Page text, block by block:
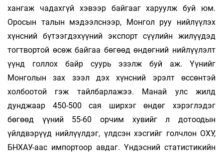
хангаж чадахгүй хэвээр байгааг харуулж буй юм.
Оросын талын мэдээлснээр, Монгол руу нийлүүлэх
хүнсний бүтээгдэхүүний экспорт сүүлийн жилүүдэд
тогтвортой өсөж байгаа бөгөөд өндөгний нийлүүлэлт
үүнд голлох байр суурь эзэлж буй аж. Үүнийг
Монголын зах зээл дэх хүнсний эрэлт өссөнтэй
холбоотой гэж тайлбарлажээ. Манай улс жилд
дунджаар 450-500 сая ширхэг өндөг хэрэглэдэг
бөгөөд үүний 55-60 орчим хувийг л дотоодын
үйлдвэрүүд нийлүүлдэг, үлдсэн хэсгийг голчлон ОХУ,
БНХАУ-аас импортоор авдаг. Үндэсний статистикийн